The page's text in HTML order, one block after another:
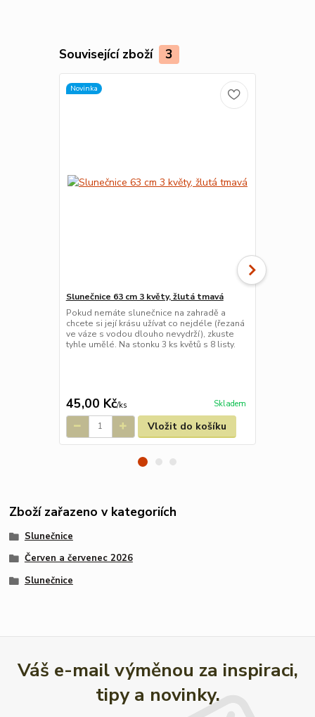
Související zboží 3
Novinka
Slunečnice 63 cm 3 květy, žlutá tmavá
Pokud nemáte slunečnice na zahradě a
chcete si její krásu užívat co nejdéle (řezaná
ve váze s vodou dlouho nevydrží), zkuste
tyhle umělé. Na stonku 3 ks květů s 8 listy.
45,00 Kč/ks Skladem
Vložit do košíku
Zboží zařazeno v kategoriích
Slunečnice
Červen a červenec 2026
Slunečnice
Váš e-mail výměnou za inspiraci,
tipy a novinky.